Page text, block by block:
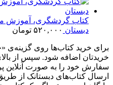
کتاب گردشگری، آموزش
دبستان ۵۲۰,۰۰۰ تومان
برای خرید کتاب‌ها روی گزینه‌ی
خریدتان اضافه شود. سپس از
سفارش خود را به صورت آنلاین
ارسال کتاب‌های دبستانک از